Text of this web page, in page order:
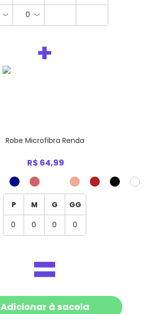
+
Robe Microfibra Renda
R$ 64,99
P M G GG
=
Adicionar à sacola